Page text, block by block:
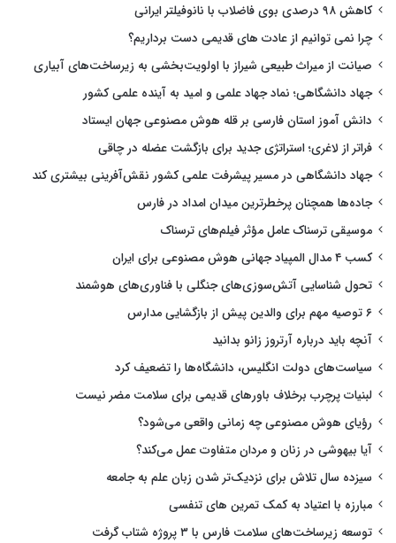
کاهش ۹۸ درصدی بوی فاضلاب با نانوفیلتر ایرانی
چرا نمی توانیم از عادت های قدیمی دست برداریم؟
صیانت از میراث طبیعی شیراز با اولویت‌بخشی به زیرساخت‌های آبیاری
جهاد دانشگاهی؛ نماد جهاد علمی و امید به آینده علمی کشور
دانش آموز استان فارسی بر قله هوش مصنوعی جهان ایستاد
فراتر از لاغری؛ استراتژی جدید برای بازگشت عضله در چاقی
جهاد دانشگاهی در مسیر پیشرفت علمی کشور نقش‌آفرینی بیشتری کند
جاده‌ها همچنان پرخطرترین میدان امداد در فارس
موسیقی ترسناک عامل مؤثر فیلم‌های ترسناک
کسب ۴ مدال المپیاد جهانی هوش مصنوعی برای ایران
تحول شناسایی آتش‌سوزی‌های جنگلی با فناوری‌های هوشمند
۶ توصیه مهم برای والدین پیش از بازگشایی مدارس
آنچه باید درباره آرتروز زانو بدانید
سیاست‌های دولت انگلیس، دانشگاه‌ها را تضعیف کرد
لبنیات پرچرب برخلاف باورهای قدیمی برای سلامت مضر نیست
رؤیای هوش مصنوعی چه زمانی واقعی می‌شود؟
آیا بیهوشی در زنان و مردان متفاوت عمل می‌کند؟
سیزده سال تلاش برای نزدیک‌تر شدن زبان علم به جامعه
مبارزه با اعتیاد به کمک تمرین های تنفسی
توسعه زیرساخت‌های سلامت فارس با ۳ پروژه شتاب گرفت